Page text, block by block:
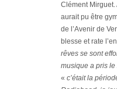
Clément Mirguet.
aurait pu être
de l’Avenir de
blesse et rate
rêves se sont
musique a pris le
« c’était la